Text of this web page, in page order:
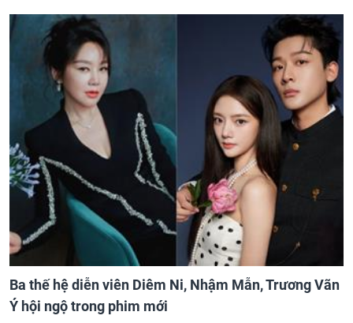
Ba thế hệ diễn viên Diêm Ni, Nhậm Mẫn, Trương Vãn
Ý hội ngộ trong phim mới